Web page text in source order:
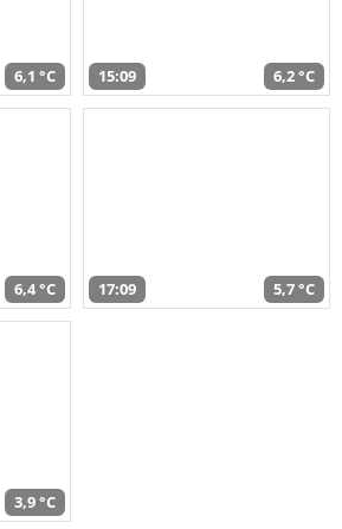
6,1 °C 15:09 6,2 °C
6,4 °C 17:09 5,7 °C
3,9 °C